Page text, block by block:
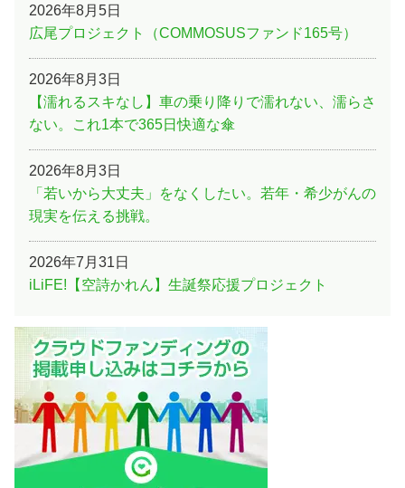
2026年8月5日
広尾プロジェクト（COMMOSUSファンド165号）
2026年8月3日
【濡れるスキなし】車の乗り降りで濡れない、濡らさ
ない。これ1本で365日快適な傘
2026年8月3日
「若いから大丈夫」をなくしたい。若年・希少がんの
現実を伝える挑戦。
2026年7月31日
iLiFE!【空詩かれん】生誕祭応援プロジェクト